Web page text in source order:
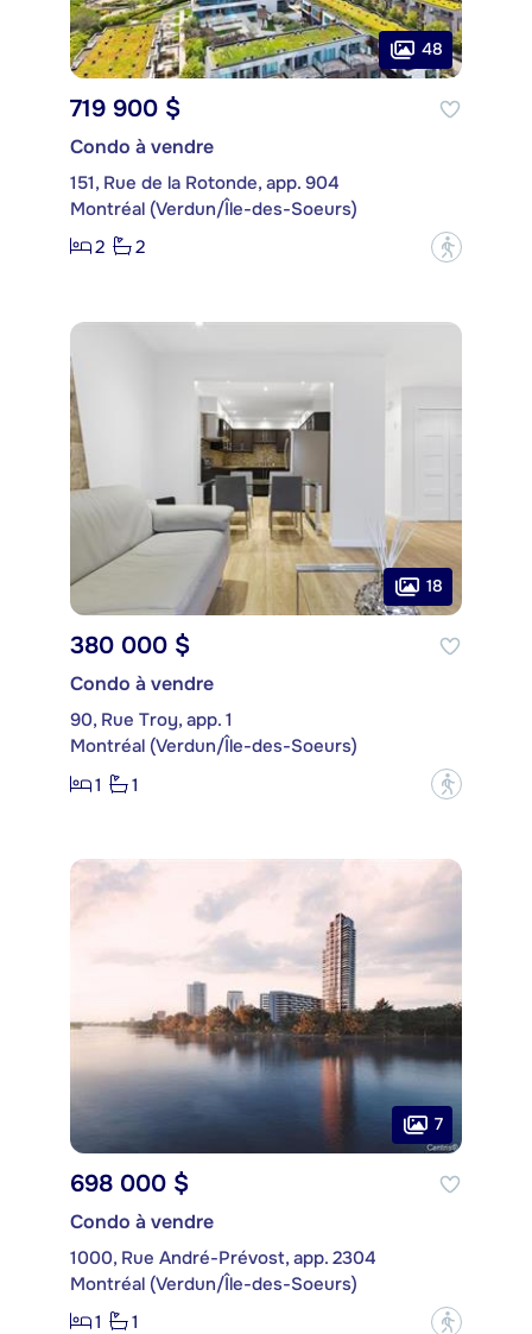
48
719 900 $
Condo à vendre
151, Rue de la Rotonde, app. 904
Montréal (Verdun/Île-des-Soeurs)
2
2 ?
18
380 000 $
Condo à vendre
90, Rue Troy, app. 1
Montréal (Verdun/Île-des-Soeurs)
1
1 ?
7
698 000 $
Condo à vendre
1000, Rue André-Prévost, app. 2304
Montréal (Verdun/Île-des-Soeurs)
1
1 ?